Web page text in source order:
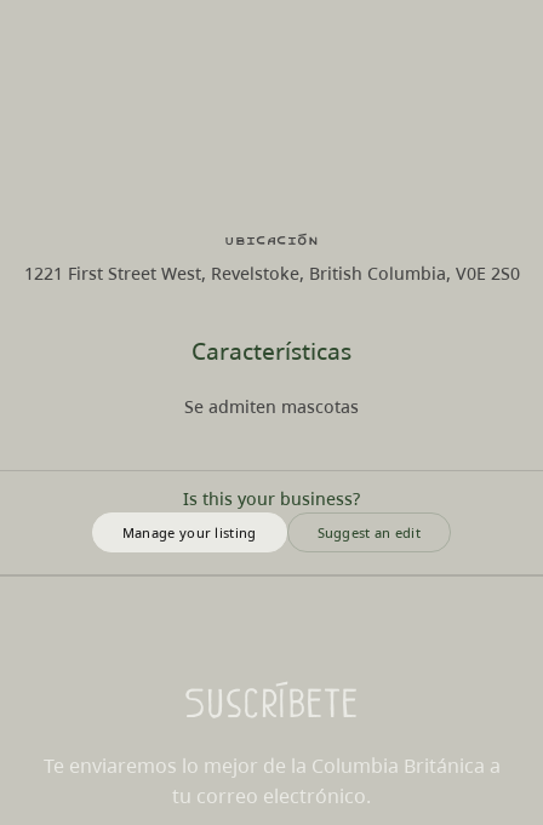
Características
Se admiten mascotas
Is this your business?
Manage your listing Suggest an edit
Ubicación
1221 First Street West, Revelstoke, British Columbia, V0E 2S0
Suscríbete
Te enviaremos lo mejor de la Columbia Británica a
tu correo electrónico.